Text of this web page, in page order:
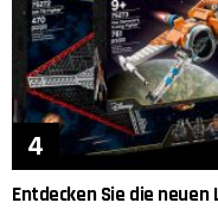
Entdecken Sie die